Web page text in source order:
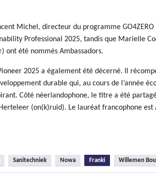
Michel, directeur du programme GO4ZERO
Professional 2025, tandis que Marielle
ont été nommés Ambassadors.
2025 a également été décerné. Il
durable qui, au cours de l’année
Côté néerlandophone, le titre a été
(on(k)ruid). Le lauréat francophone est
Sanitechniek Nowa Franki (onglet actif)
Willemen